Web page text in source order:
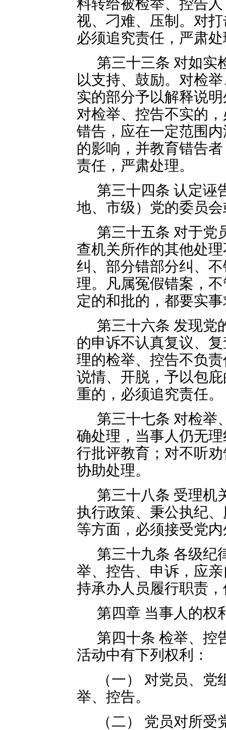
料转给被检举、控告
视、刁难、压制。对
必须追究责任，严肃
第三十三条 对如实
以支持、鼓励。对检
实的部分予以解释说
对检举、控告不实的
错告，应在一定范围
的影响，并教育错告
责任，严肃处理。
第三十四条 认定诬
地、市级）党的委员
第三十五条 对于党
查机关所作的其他处
纠、部分错部分纠、
理。凡属冤假错案，
定的和批的，都要实
第三十六条 发现党
的申诉不认真复议、
理的检举、控告不负
说情、开脱，予以包
重的，必须追究责任。
第三十七条 对检举
确处理，当事人仍无
行批评教育；对不听
协助处理。
第三十八条 受理机
执行政策、秉公执纪
等方面，必须接受党
第三十九条 各级纪
举、控告、申诉，应
持承办人员履行职责
第四章 当事人的权
第四十条 检举、控
活动中有下列权利：
（一） 对党员、
举、控告。
（二） 党员对所